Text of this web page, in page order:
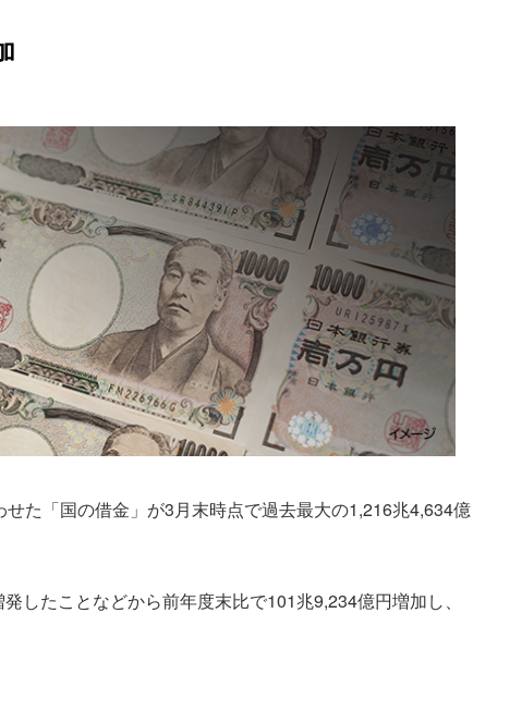
た「国の借金」が3月末時点で過去最大の1,216兆4,634億
したことなどから前年度末比で101兆9,234億円増加し、